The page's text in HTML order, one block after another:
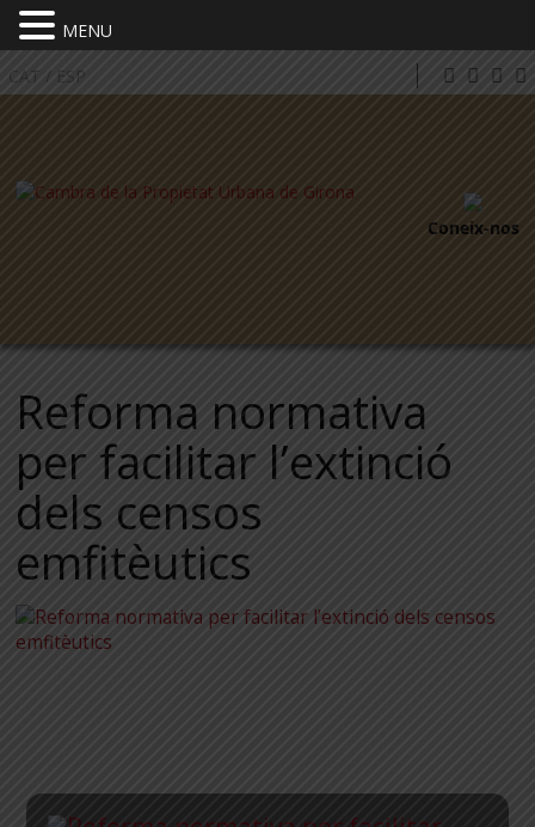
CAT / ESP
Coneix-nos
Reforma normativa
per facilitar l’extinció
dels censos
emfitèutics
MENU